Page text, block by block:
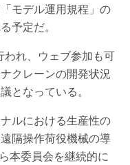
モデル運用規程」の
予定だ。
れ、ウェブ参加も可
クレーンの開発状況
となっている。
ルにおける生産性の
隔操作荷役機械の導
本委員会を継続的に